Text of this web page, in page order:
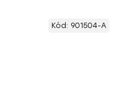
Kód: 901504-A